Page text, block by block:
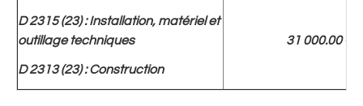
D 2315 (23) : Installation, matériel et
outillage techniques
D 2313 (23) : Construction
31 000.00 €